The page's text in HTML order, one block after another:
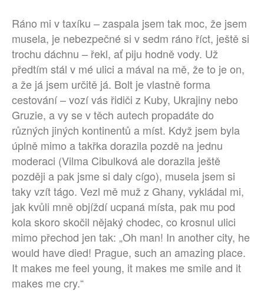
Ráno mi v taxíku – zaspala jsem tak moc, že jsem
musela, je nebezpečné si v sedm ráno říct, ještě si
trochu dáchnu – řekl, ať piju hodně vody. Už
předtím stál v mé ulici a mával na mě, že to je on,
a že já jsem určitě já. Bolt je vlastně forma
cestování – vozí vás řidiči z Kuby, Ukrajiny nebo
Gruzie, a vy se v těch autech propadáte do
různých jiných kontinentů a míst. Když jsem byla
úplně mimo a takřka dorazila pozdě na jednu
moderaci (Vilma Cibulková ale dorazila ještě
později a pak jsme si daly cígo), musela jsem si
taky vzít tágo. Vezl mě muž z Ghany, vykládal mi,
jak kvůli mně objíždí ucpaná místa, pak mu pod
kola skoro skočil nějaký chodec, co krosnul ulici
mimo přechod jen tak: „Oh man! In another city, he
would have died! Prague, such an amazing place.
It makes me feel young, it makes me smile and it
makes me cry.“